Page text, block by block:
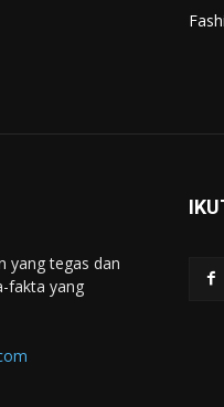
yang tegas dan
fakta yang